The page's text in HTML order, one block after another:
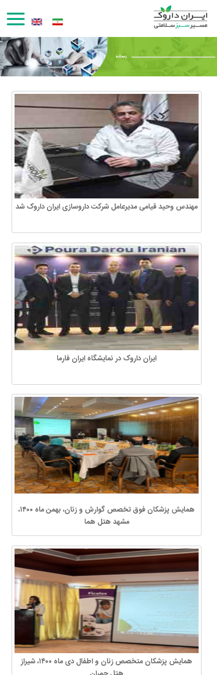
رفتن به محتوای اصلی
مهندس وحید قیامی مدیرعامل شرکت داروسازی ایران داروک شد
ایران داروک در نمایشگاه ایران فارما
همایش پزشکان فوق تخصص گوارش و زنان، بهمن ماه ۱۴۰۰،
مشهد هتل هما
همایش پزشکان متخصص زنان و اطفال دی ماه ۱۴۰۰، شیراز